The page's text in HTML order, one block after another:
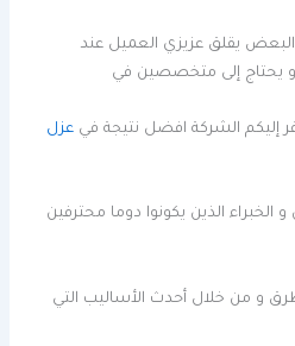
البعض يقلق عزيزي العميل عند
يحتاج إلى متخصصين في
إليكم الشركة افضل نتيجة في عزل
الذين يكونوا دوما محترفين
و من خلال أحدث الأساليب التي